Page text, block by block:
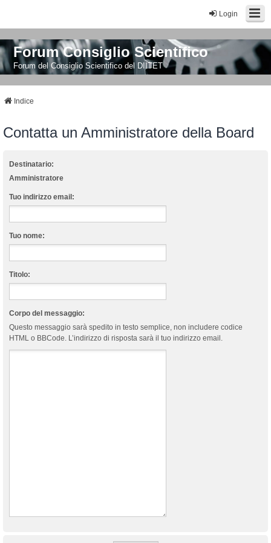
Login
Forum Consiglio Scientifico
Forum del Consiglio Scientifico del DIITET
Indice
Contatta un Amministratore della Board
Destinatario:
Amministratore
Tuo indirizzo email:
Tuo nome:
Titolo:
Corpo del messaggio:
Questo messaggio sarà spedito in testo semplice, non includere codice
HTML o BBCode. L’indirizzo di risposta sarà il tuo indirizzo email.